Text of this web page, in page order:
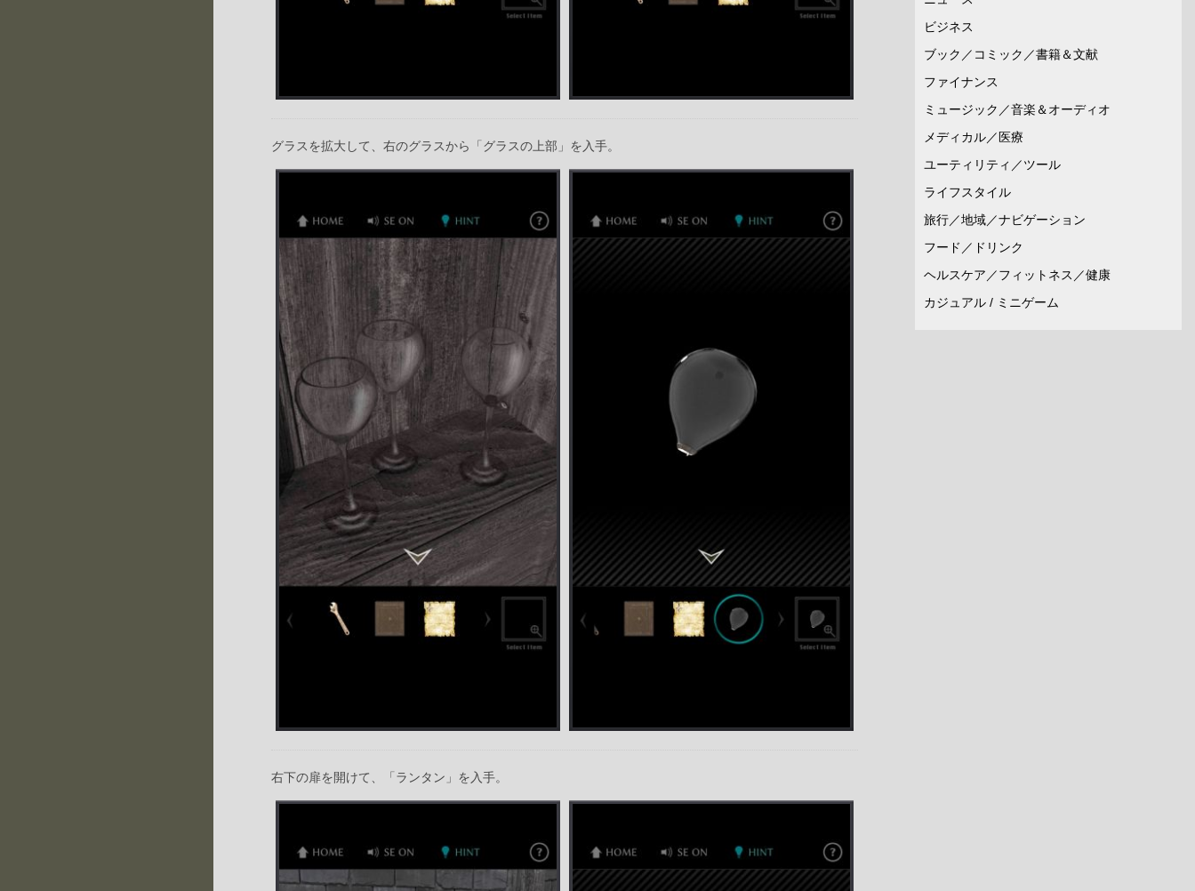
グラスを拡大して、右のグラスから「グラスの上部」を入手。
右下の扉を開けて、「ランタン」を入手。
ビジネス
ブック／コミック／書籍＆文献
ファイナンス
ミュージック／音楽＆オーディオ
メディカル／医療
ユーティリティ／ツール
ライフスタイル
旅行／地域／ナビゲーション
フード／ドリンク
ヘルスケア／フィットネス／健康
カジュアル / ミニゲーム